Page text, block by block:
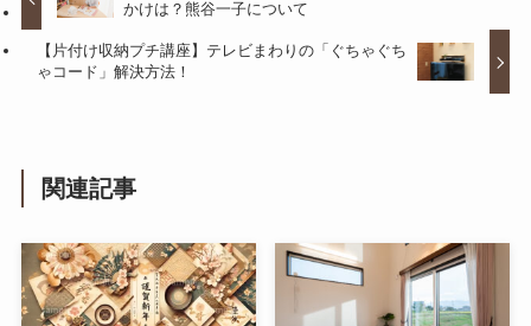
かけは？熊谷一子について
【片付け収納プチ講座】テレビまわりの「ぐちゃぐち
ゃコード」解決方法！
関連記事